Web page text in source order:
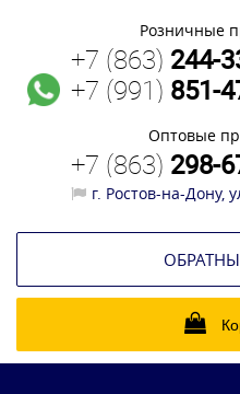
Розничные
+7 (863) 244-
+7 (991) 851-
Оптовые
+7 (863) 298-
г. Ростов-на-Дону,